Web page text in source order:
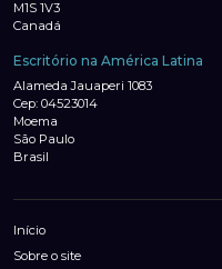
M1S 1V3
Canadá
Escritório na América Latina
Alameda Jauaperi 1083
Cep: 04523014
Moema
São Paulo
Brasil
Início
Sobre o site